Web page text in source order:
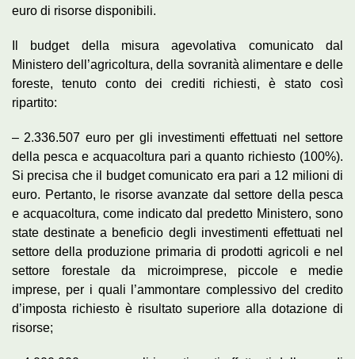
euro di risorse disponibili.
Il budget della misura agevolativa comunicato dal
Ministero dell’agricoltura, della sovranità alimentare e delle
foreste, tenuto conto dei crediti richiesti, è stato così
ripartito:
– 2.336.507 euro per gli investimenti effettuati nel settore
della pesca e acquacoltura pari a quanto richiesto (100%).
Si precisa che il budget comunicato era pari a 12 milioni di
euro. Pertanto, le risorse avanzate dal settore della pesca
e acquacoltura, come indicato dal predetto Ministero, sono
state destinate a beneficio degli investimenti effettuati nel
settore della produzione primaria di prodotti agricoli e nel
settore forestale da microimprese, piccole e medie
imprese, per i quali l’ammontare complessivo del credito
d’imposta richiesto è risultato superiore alla dotazione di
risorse;